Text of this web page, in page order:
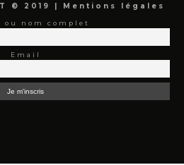
© 2019 | Mentions légales
ou nom complet
Email